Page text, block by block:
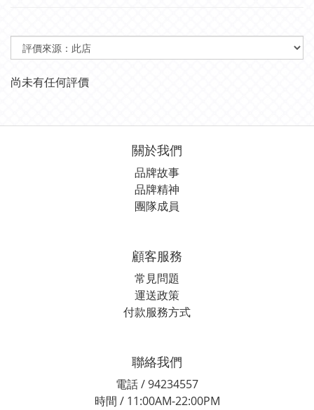
尚未有任何評價
關於我們
品牌故事
品牌精神
團隊成員
顧客服務
常見問題
運送政策
付款服務方式
聯絡我們
電話 / 94234557
時間 / 11:00AM-22:00PM